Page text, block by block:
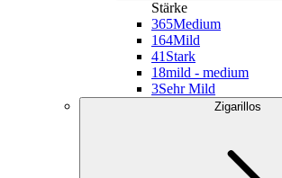
Stärke
365Medium
164Mild
41 Stark
18mild - medium
3Sehr Mild
Zigarillos